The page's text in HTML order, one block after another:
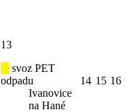
13
svoz PET
odpadu
Ivanovice
na Hané
14 15 16